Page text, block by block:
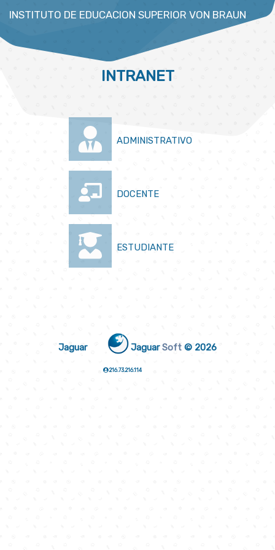
INSTITUTO DE EDUCACION SUPERIOR VON BRAUN
INTRANET
ADMINISTRATIVO
DOCENTE
ESTUDIANTE
Jaguar JaguarSoft © 2026
216.73.216.114